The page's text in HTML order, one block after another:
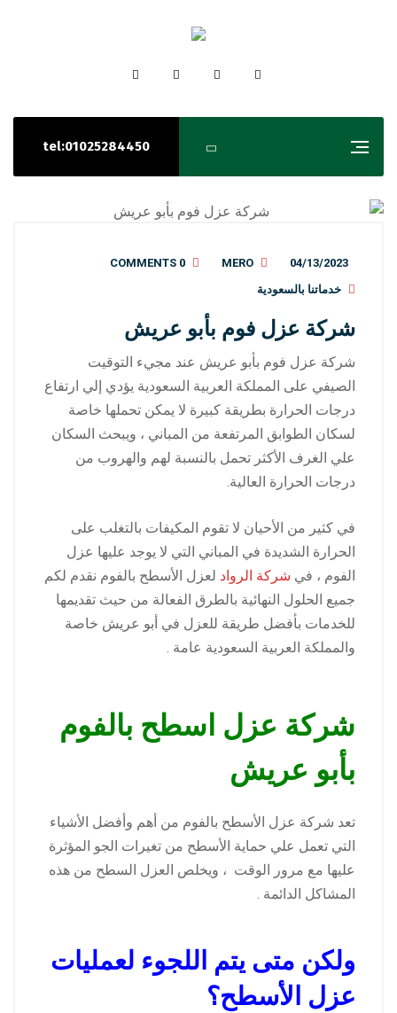
tel:01025284450
04/13/2023
MERO
0 COMMENTS
خدماتنا بالسعودية
شركة عزل فوم بأبو عريش
شركة عزل فوم بأبو عريش عند مجيء التوقيت
الصيفي على المملكة العربية السعودية يؤدي إلي ارتفاع
درجات الحرارة بطريقة كبيرة لا يمكن تحملها خاصة
لسكان الطوابق المرتفعة من المباني ، ويبحث السكان
علي الغرف الأكثر تحمل بالنسبة لهم والهروب من
درجات الحرارة العالية.
في كثير من الأحيان لا تقوم المكيفات بالتغلب على
الحرارة الشديدة في المباني التي لا يوجد عليها عزل
الفوم ، في شركة الرواد لعزل الأسطح بالفوم نقدم لكم
جميع الحلول النهائية بالطرق الفعالة من حيث تقديمها
للخدمات بأفضل طريقة للعزل في أبو عريش خاصة
والمملكة العربية السعودية عامة .
شركة عزل اسطح بالفوم
بأبو عريش
تعد شركة عزل الأسطح بالفوم من أهم وأفضل الأشياء
التي تعمل علي حماية الأسطح من تغيرات الجو المؤثرة
عليها مع مرور الوقت ، ويخلص العزل السطح من هذه
المشاكل الدائمة .
ولكن متى يتم اللجوء لعمليات
عزل الأسطح؟